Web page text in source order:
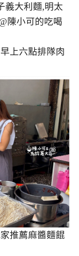
上六點排隊肉
推薦麻醬麵餛